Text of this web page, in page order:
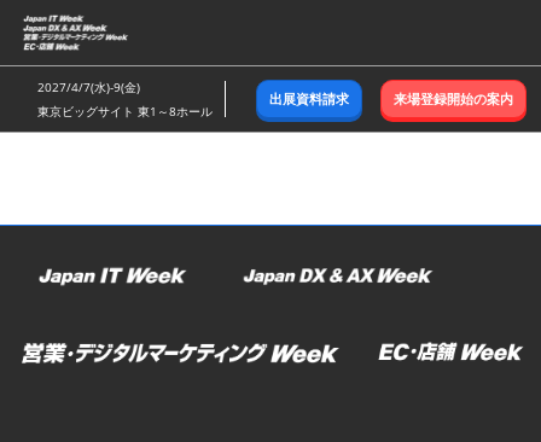
ス
キ
ッ
し
む
2027/4/7(水)-9(金)
東京ビッグサイト 東1～8ホール
出展資料請求 来場登録開始の案内